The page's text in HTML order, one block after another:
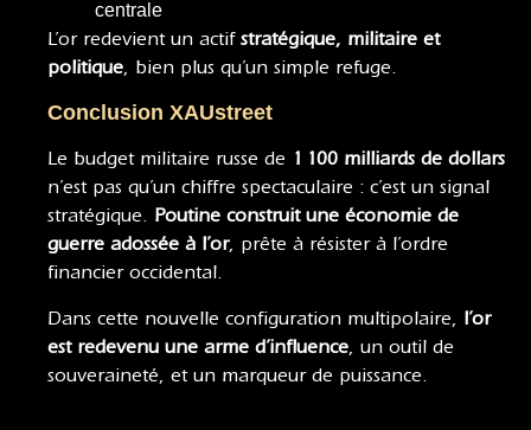
centrale
L’or redevient un actif stratégique, militaire et
politique, bien plus qu’un simple refuge.
Conclusion XAUstreet
Le budget militaire russe de 1 100 milliards de dollars
n’est pas qu’un chiffre spectaculaire : c’est un signal
stratégique. Poutine construit une économie de
guerre adossée à l’or, prête à résister à l’ordre
financier occidental.
Dans cette nouvelle configuration multipolaire, l’or
est redevenu une arme d’influence, un outil de
souveraineté, et un marqueur de puissance.